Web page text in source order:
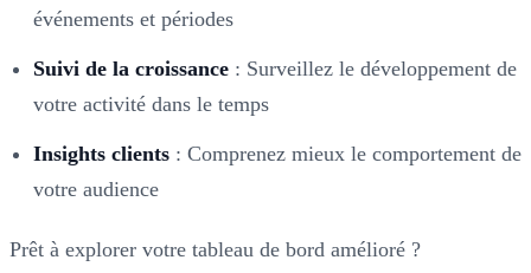
événements et périodes
Suivi de la croissance : Surveillez le développement de
votre activité dans le temps
Insights clients : Comprenez mieux le comportement de
votre audience
Prêt à explorer votre tableau de bord amélioré ?